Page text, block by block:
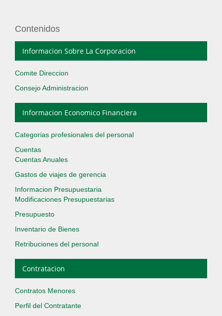
Contenidos
Informacion Sobre La Corporacion
Comite Direccion
Consejo Administracion
Informacion Economico Financiera
Categorias profesionales del personal
Cuentas
Cuentas Anuales
Gastos de viajes de gerencia
Informacion Presupuestaria
Modificaciones Presupuestarias
Presupuesto
Inventario de Bienes
Retribuciones del personal
Contratacion
Contratos Menores
Perfil del Contratante